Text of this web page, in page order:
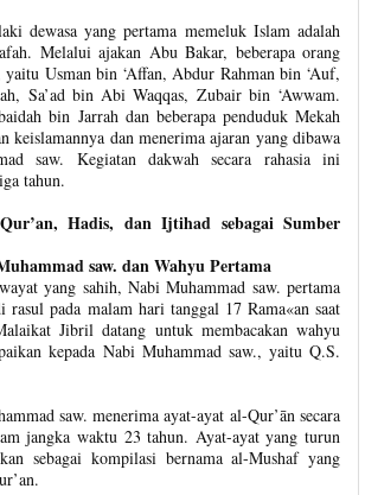
dewasa yang pertama memeluk Islam adalah
Melalui ajakan Abu Bakar, beberapa orang
yaitu Usman bin ‘Affan, Abdur Rahman bin ‘Auf,
Sa’ad bin Abi Waqqas, Zubair bin ‘Awwam.
bin Jarrah dan beberapa penduduk Mekah
keislamannya dan menerima ajaran yang dibawa
saw. Kegiatan dakwah secara rahasia ini
tahun.
Hadis, dan Ijtihad sebagai Sumber
saw. dan Wahyu Pertama
yang sahih, Nabi Muhammad saw. pertama
rasul pada malam hari tanggal 17 Rama«an saat
Jibril datang untuk membacakan wahyu
kepada Nabi Muhammad saw., yaitu Q.S.
saw. menerima ayat-ayat al-Qur’ān secara
jangka waktu 23 tahun. Ayat-ayat yang turun
sebagai kompilasi bernama al-Mushaf yang